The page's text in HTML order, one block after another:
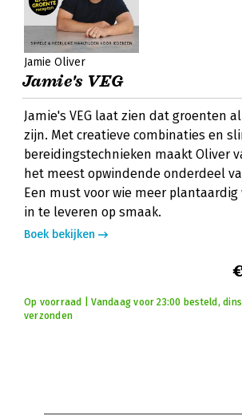
Jamie Oliver
Jamie's VEG
Jamie's VEG laat zien dat groenten
zijn. Met creatieve combinaties en
bereidingstechnieken maakt Oliver
het meest opwindende onderdeel
Een must voor wie meer
in te leveren op smaak.
Boek bekijken
Op voorraad | Vandaag voor 23:00 besteld,
verzonden